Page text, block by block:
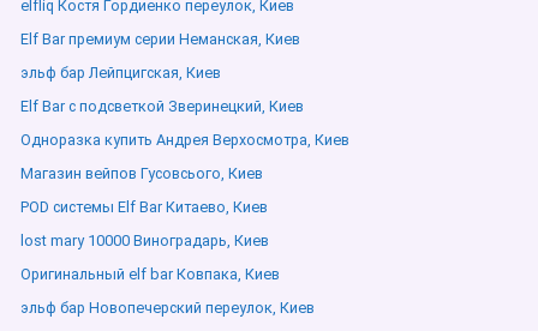
elfliq Костя Гордиенко переулок, Киев
Elf Bar премиум серии Неманская, Киев
эльф бар Лейпцигская, Киев
Elf Bar с подсветкой Зверинецкий, Киев
Одноразка купить Андрея Верхосмотра, Киев
Магазин вейпов Гусовсього, Киев
POD системы Elf Bar Китаево, Киев
lost mary 10000 Виноградарь, Киев
Оригинальный elf bar Ковпака, Киев
эльф бар Новопечерский переулок, Киев